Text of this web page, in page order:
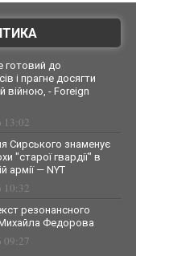
готовий до
і прагне досягти
війною, - Foreign
13:02
Сирського знаменує
"старої гвардії" в
армії — NYT
10:32
резонансного
Федорова
09:27